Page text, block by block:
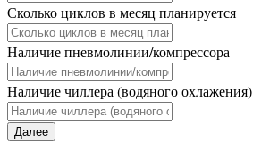
Сколько циклов в месяц планируется
Наличие пневмолинии/компрессора
Наличие чиллера (водяного охлажения)
Далее